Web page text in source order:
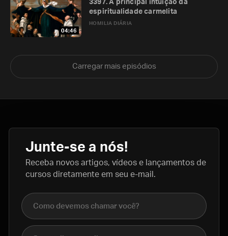
04:46
HOMILIA DIÁRIA
3397. A principal intuição da
espiritualidade carmelita
Carregar mais episódios
Junte-se a nós!
Receba novos artigos, vídeos e lançamentos de
cursos diretamente em seu e-mail.
Nome completo
E-mail